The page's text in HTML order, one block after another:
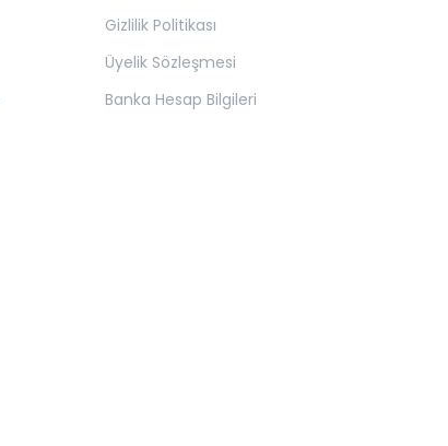
Gizlilik Politikası
Üyelik Sözleşmesi
Banka Hesap Bilgileri